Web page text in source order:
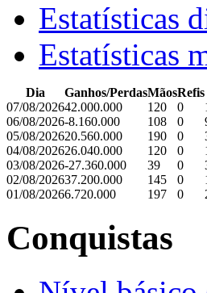
Estatísticas
Estatísticas
Dia Ganhos/PerdasMãosRefis
07/08/202642.000.000 120 0
06/08/2026-8.160.000 108 0
05/08/202620.560.000 190 0
04/08/202626.040.000 120 0
03/08/2026-27.360.000 39 0
02/08/202637.200.000 145 0
01/08/20266.720.000 197 0
Conquistas